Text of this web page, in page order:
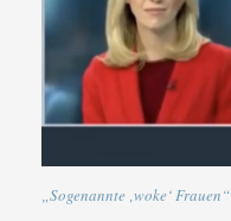
„Sogenannte ‚woke‘ Frauen“